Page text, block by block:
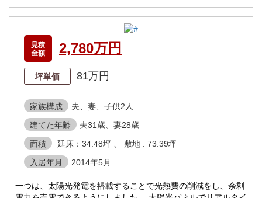
見積
金額
2,780万円
坪単価 81万円
家族構成
夫、妻、子供2人
建てた年齢
夫31歳、妻28歳
面積
延床：34.48坪 、 敷地 : 73.39坪
入居年月
2014年5月
一つは、太陽光発電を搭載することで光熱費の削減をし、余剰